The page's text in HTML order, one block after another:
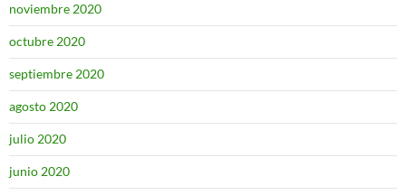
noviembre 2020
octubre 2020
septiembre 2020
agosto 2020
julio 2020
junio 2020